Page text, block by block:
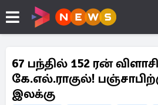
67 பந்தில் 152 ரன்
கே.எல்.ராகுல்!
இலக்கு